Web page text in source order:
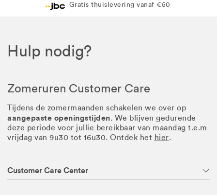
Gratis thuislevering vanaf €50
Hulp nodig?
Zomeruren Customer Care
Tijdens de zomermaanden schakelen we over op
aangepaste openingstijden. We blijven gedurende
deze periode voor jullie bereikbaar van maandag t.e.m
vrijdag van 9u30 tot 16u30. Ontdek het hier.
Customer Care Center